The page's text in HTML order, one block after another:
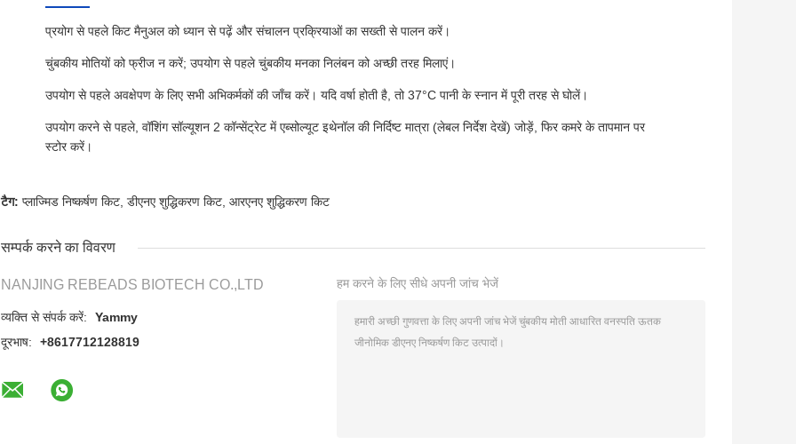
प्रयोग से पहले किट मैनुअल को ध्यान से पढ़ें और संचालन प्रक्रियाओं का सख्ती से पालन करें।
चुंबकीय मोतियों को फ्रीज न करें; उपयोग से पहले चुंबकीय मनका निलंबन को अच्छी तरह मिलाएं।
उपयोग से पहले अवक्षेपण के लिए सभी अभिकर्मकों की जाँच करें। यदि वर्षा होती है, तो 37°C पानी के स्नान में पूरी तरह से घोलें।
उपयोग करने से पहले, वॉशिंग सॉल्यूशन 2 कॉन्सेंट्रेट में एब्सोल्यूट इथेनॉल की निर्दिष्ट मात्रा (लेबल निर्देश देखें) जोड़ें, फिर कमरे के तापमान पर
स्टोर करें।
टैग: प्लाज्मिड निष्कर्षण किट डीएनए शुद्धिकरण किट आरएनए शुद्धिकरण किट
सम्पर्क करने का विवरण
NANJING REBEADS BIOTECH CO.,LTD
व्यक्ति से संपर्क करें:
Yammy
दूरभाष:
+8617712128819
हम करने के लिए सीधे अपनी जांच भेजें